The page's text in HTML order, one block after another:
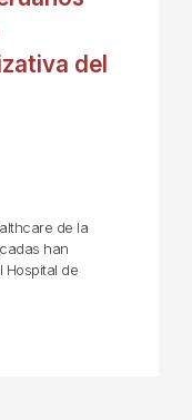
del
de la
han
Hospital de